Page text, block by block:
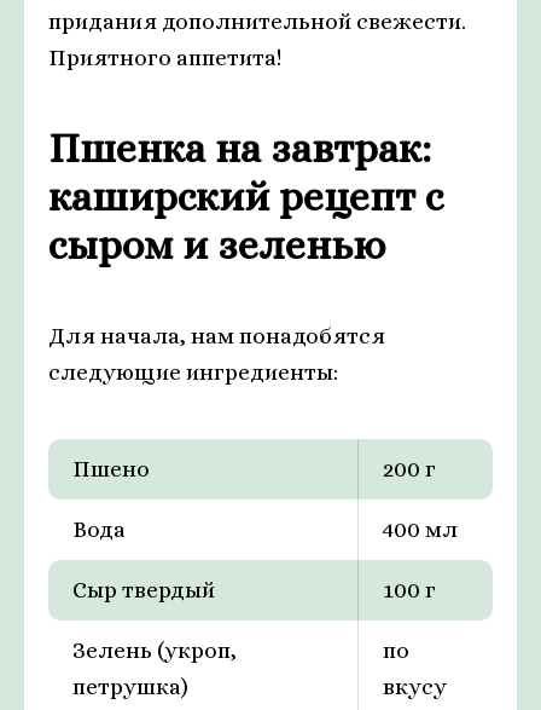
придания дополнительной свежести.
Приятного аппетита!
Пшенка на завтрак:
каширский рецепт с
сыром и зеленью
Для начала, нам понадобятся
следующие ингредиенты:
Пшено 200 г
Вода 400 мл
Сыр твердый 100 г
Зелень (укроп,
петрушка)
по
вкусу